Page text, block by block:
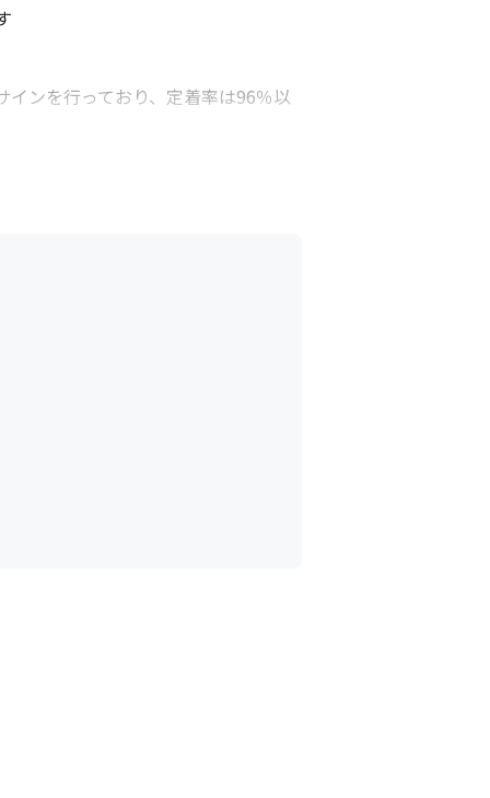
ンを行っており、定着率は96％以
です